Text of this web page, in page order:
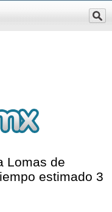
Lomas de
estimado 3